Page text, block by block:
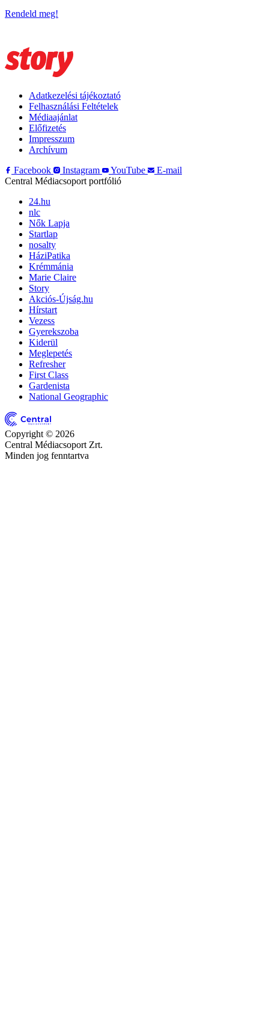
Rendeld meg!
Adatkezelési tájékoztató
Felhasználási Feltételek
Médiaajánlat
Előfizetés
Impresszum
Archívum
Facebook
Instagram YouTube
E-mail
Central Médiacsoport portfólió
24.hu
nlc
Nők Lapja
Startlap
nosalty
HáziPatika
Krémmánia
Marie Claire
Story
Akciós-Újság.hu
Hírstart
Vezess
Gyerekszoba
Kiderül
Meglepetés
Refresher
First Class
Gardenista
National Geographic
Copyright © 2026
Central Médiacsoport Zrt.
Minden jog fenntartva